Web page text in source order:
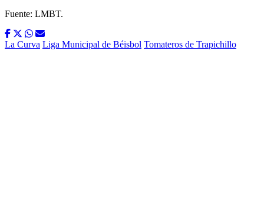
Fuente: LMBT.
La Curva Liga Municipal de Béisbol Tomateros de Trapichillo